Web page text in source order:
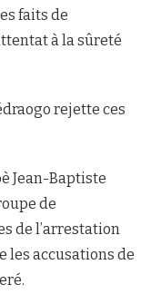
faits de
à la sûreté
rejette ces
Jean-Baptiste
de
de l’arrestation
les accusations de